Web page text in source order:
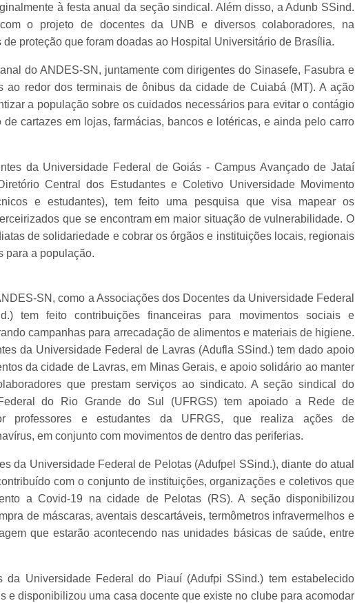
à festa anual da seção sindical. Além disso, a Adunb SSind.
o projeto de docentes da UNB e diversos colaboradores, na
proteção que foram doadas ao Hospital Universitário de Brasília.
do ANDES-SN, juntamente com dirigentes do Sinasefe, Fasubra e
ao redor dos terminais de ônibus da cidade de Cuiabá (MT). A ação
a população sobre os cuidados necessários para evitar o contágio
cartazes em lojas, farmácias, bancos e lotéricas, e ainda pelo carro
da Universidade Federal de Goiás - Campus Avançado de Jataí
Central dos Estudantes e Coletivo Universidade Movimento
e estudantes), tem feito uma pesquisa que visa mapear os
que se encontram em maior situação de vulnerabilidade. O
de solidariedade e cobrar os órgãos e instituições locais, regionais
para a população.
SN, como a Associações dos Docentes da Universidade Federal
tem feito contribuições financeiras para movimentos sociais e
campanhas para arrecadação de alimentos e materiais de higiene.
da Universidade Federal de Lavras (Adufla SSind.) tem dado apoio
da cidade de Lavras, em Minas Gerais, e apoio solidário ao manter
que prestam serviços ao sindicato. A seção sindical do
do Rio Grande do Sul (UFRGS) tem apoiado a Rede de
professores e estudantes da UFRGS, que realiza ações de
em conjunto com movimentos de dentro das periferias.
da Universidade Federal de Pelotas (Adufpel SSind.), diante do atual
com o conjunto de instituições, organizações e coletivos que
a Covid-19 na cidade de Pelotas (RS). A seção disponibilizou
de máscaras, aventais descartáveis, termômetros infravermelhos e
que estarão acontecendo nas unidades básicas de saúde, entre
da Universidade Federal do Piauí (Adufpi SSind.) tem estabelecido
e disponibilizou uma casa docente que existe no clube para acomodar